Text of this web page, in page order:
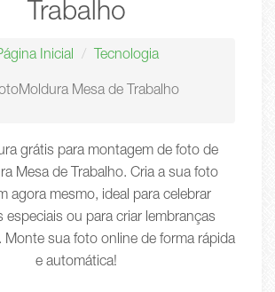
Trabalho
Inicial Tecnologia
Mesa de Trabalho
grátis para montagem de foto de
Mesa de Trabalho. Cria a sua foto
agora mesmo, ideal para celebrar
especiais ou para criar lembranças
Monte sua foto online de forma rápida
e automática!